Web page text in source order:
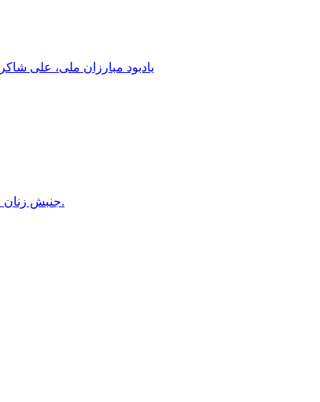
یادبود مبارزان ملی، علی
جنبش زنان ایران در دوران محمدرضاشاه، بخش سوم – سازمان زنان در کنترل مردان! پس از کودتای ۱۳۳۲ دولت کنترل سازمان زنان را بدست گرفت.